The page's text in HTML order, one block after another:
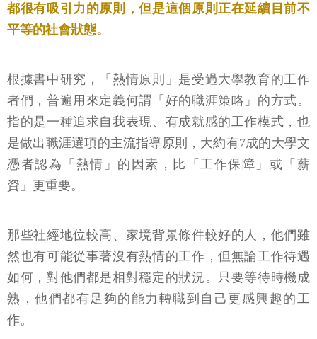
都很有吸引力的原則，但是這個原則正在延續目前不
平等的社會狀態。
根據書中研究，「熱情原則」是受過大學教育的工作
者們，普遍用來定義何謂「好的職涯策略」的方式。
指的是一種追求自我表現、有成就感的工作模式，也
是做出職涯選項的主流指導原則，大約有7成的大學文
憑者認為「熱情」的因素，比「工作保障」或「薪
資」更重要。
那些社經地位較高、家境背景條件較好的人，他們雖
然也有可能從事著沒有熱情的工作，但無論工作待遇
如何，對他們都是相對穩定的狀況。只要等待時機成
熟，他們都有足夠的能力轉職到自己更感興趣的工
作。